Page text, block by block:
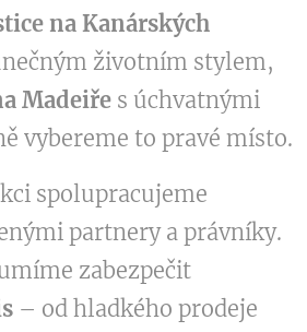
na Kanárských
životním stylem,
Madeiře s úchvatnými
vybereme to pravé místo.
spolupracujeme
partnery a právníky.
zabezpečit
– od hladkého prodeje